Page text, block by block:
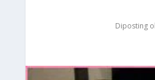
Diposting